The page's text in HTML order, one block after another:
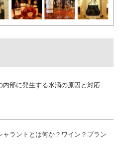
内部に発生する水滴の原因と対応
ャラントとは何か？ワイン？ブラン